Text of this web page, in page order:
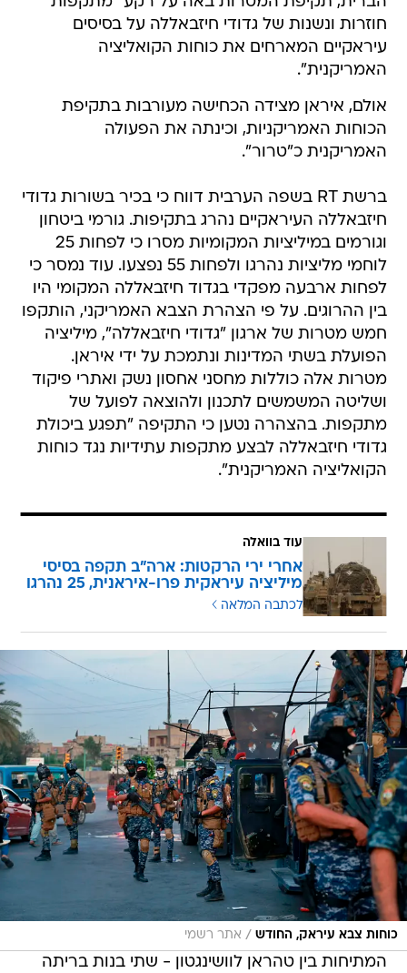
חוזרות ונשנות של גדודי חיזבאללה על בסיסים
עיראקיים המארחים את כוחות הקואליציה
האמריקנית".
אולם, איראן מצידה הכחישה מעורבות בתקיפת
הכוחות האמריקניות, וכינתה את הפעולה
האמריקנית כ"טרור".
ברשת RT בשפה הערבית דווח כי בכיר בשורות גדודי
חיזבאללה העיראקיים נהרג בתקיפות. גורמי ביטחון
וגורמים במיליציות המקומיות מסרו כי לפחות 25
לוחמי מליציות נהרגו ולפחות 55 נפצעו. עוד נמסר כי
לפחות ארבעה מפקדי בגדוד חיזבאללה המקומי היו
בין ההרוגים. על פי הצהרת הצבא האמריקני, הותקפו
חמש מטרות של ארגון "גדודי חיזבאללה", מיליציה
הפועלת בשתי המדינות ונתמכת על ידי איראן.
מטרות אלה כוללות מחסני אחסון נשק ואתרי פיקוד
ושליטה המשמשים לתכנון ולהוצאה לפועל של
מתקפות. בהצהרה נטען כי התקיפה "תפגע ביכולת
גדודי חיזבאללה לבצע מתקפות עתידיות נגד כוחות
הקואליציה האמריקנית".
עוד בוואלה
אחרי ירי הרקטות: ארה"ב תקפה בסיסי
מיליציה עיראקית פרו-איראנית, 25 נהרגו
לכתבה המלאה
כוחות צבא עיראק, החודש / אתר רשמי
המתיחות בין טהראן לוושינגטון - שתי בנות בריתה